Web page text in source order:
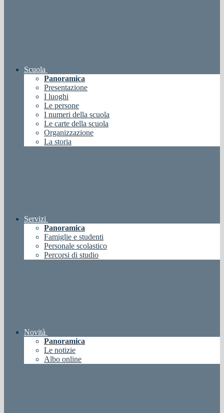
Scuola
Panoramica
Presentazione
I luoghi
Le persone
I numeri della scuola
Le carte della scuola
Organizzazione
La storia
Servizi
Panoramica
Famiglie e studenti
Personale scolastico
Percorsi di studio
Novità
Panoramica
Le notizie
Albo online